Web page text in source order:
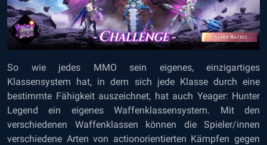
So wie jedes MMO sein eigenes, einzigartiges
Klassensystem hat, in dem sich jede Klasse durch eine
bestimmte Fähigkeit auszeichnet, hat auch Yeager: Hunter
Legend ein eigenes Waffenklassensystem. Mit den
verschiedenen Waffenklassen können die Spieler/innen
verschiedene Arten von actionorientierten Kämpfen gegen